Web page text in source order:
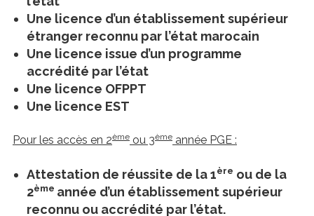
Une licence d’un établissement supérieur
étranger reconnu par l’état marocain
Une licence issue d’un programme
accrédité par l’état
Une licence OFPPT
Une licence EST
Pour les accès en 2ème ou 3ème année PGE :
Attestation de réussite de la 1ère ou de la
2ème année d’un établissement supérieur
reconnu ou accrédité par l’état.